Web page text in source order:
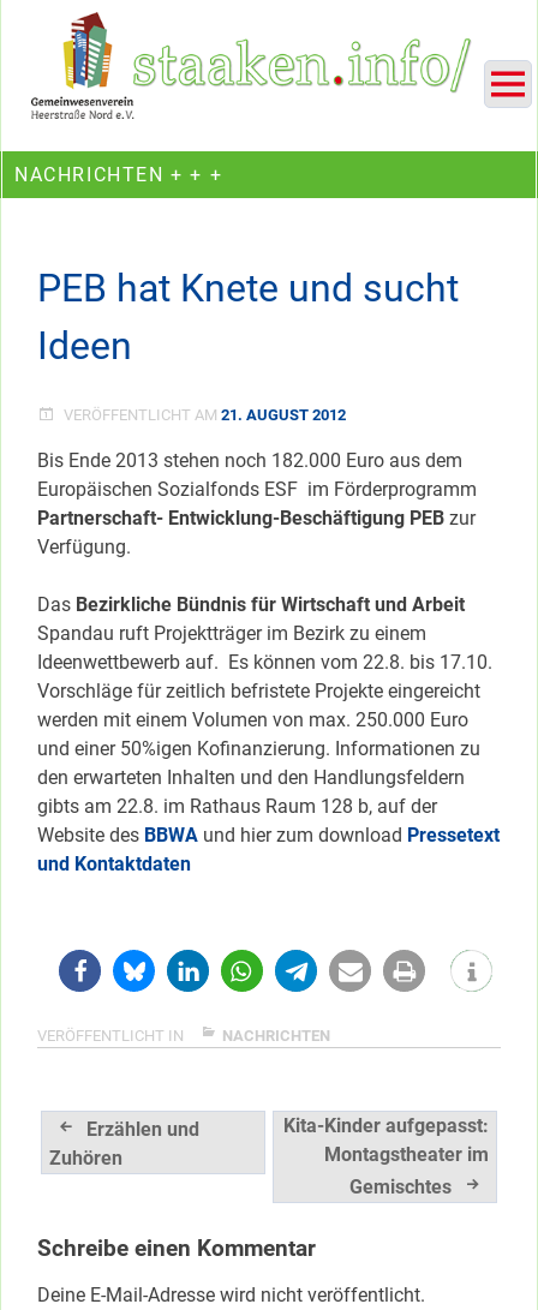
Ein Projekt des Gemeinwesenvereins Heerstraße Nord
NACHRICHTEN + + +
PEB hat Knete und sucht
Ideen
VERÖFFENTLICHT AM 21. AUGUST 2012
Bis Ende 2013 stehen noch 182.000 Euro aus dem
Europäischen Sozialfonds ESF im Förderprogramm
Partnerschaft- Entwicklung-Beschäftigung PEB zur
Verfügung.
Das Bezirkliche Bündnis für Wirtschaft und Arbeit
Spandau ruft Projektträger im Bezirk zu einem
Ideenwettbewerb auf. Es können vom 22.8. bis 17.10.
Vorschläge für zeitlich befristete Projekte eingereicht
werden mit einem Volumen von max. 250.000 Euro
und einer 50%igen Kofinanzierung. Informationen zu
den erwarteten Inhalten und den Handlungsfeldern
gibts am 22.8. im Rathaus Raum 128 b, auf der
Website des BBWA und hier zum download Pressetext
und Kontaktdaten
VERÖFFENTLICHT IN NACHRICHTEN
Beitragsnavigation
Erzählen und
Zuhören
Kita-Kinder aufgepasst:
Montagstheater im
Gemischtes
Schreibe einen Kommentar
Deine E-Mail-Adresse wird nicht veröffentlicht.